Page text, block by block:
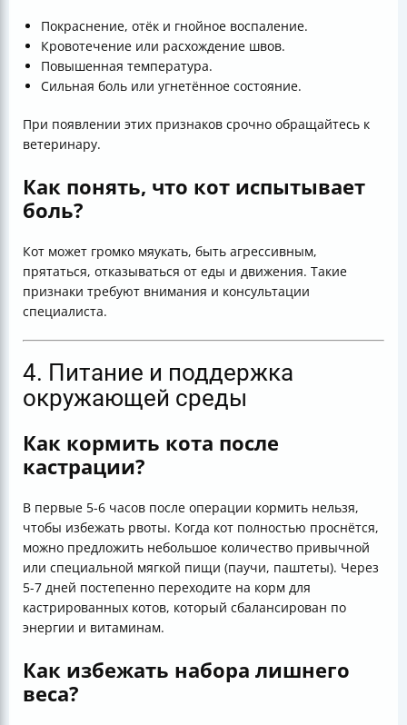
Покраснение, отёк и гнойное воспаление.
Кровотечение или расхождение швов.
Повышенная температура.
Сильная боль или угнетённое состояние.
При появлении этих признаков срочно обращайтесь к
ветеринару.
Как понять, что кот испытывает
боль?
Кот может громко мяукать, быть агрессивным,
прятаться, отказываться от еды и движения. Такие
признаки требуют внимания и консультации
специалиста.
4. Питание и поддержка
окружающей среды
Как кормить кота после
кастрации?
В первые 5-6 часов после операции кормить нельзя,
чтобы избежать рвоты. Когда кот полностью проснётся,
можно предложить небольшое количество привычной
или специальной мягкой пищи (паучи, паштеты). Через
5-7 дней постепенно переходите на корм для
кастрированных котов, который сбалансирован по
энергии и витаминам.
Как избежать набора лишнего
веса?